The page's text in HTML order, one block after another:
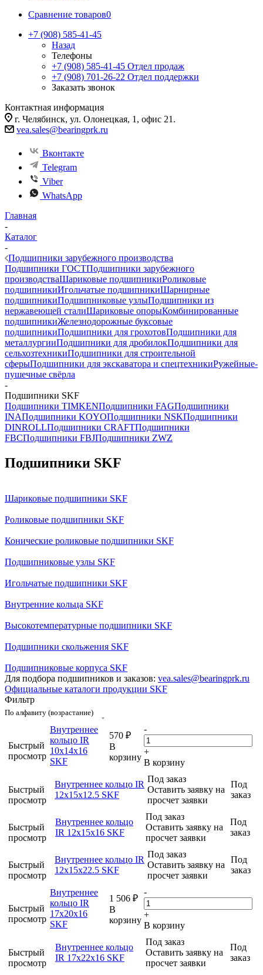
Сравнение товаров0
+7 (908) 585-41-45
Назад
Телефоны
+7 (908) 585-41-45 Отдел продаж
+7 (908) 701-26-22 Отдел поддержки
Заказать звонок
Контактная информация
г. Челябинск, ул. Олонецкая, 1, офис 21.
vea.sales@bearingprk.ru
Вконтакте
Telegram
Viber
WhatsApp
Главная
-
Каталог
-
Подшипники зарубежного производства
Подшипники ГОСТПодшипники зарубежного
производстваШариковые подшипникиРоликовые
подшипникиИгольчатые подшипникиШарнирные
подшипникиПодшипниковые узлыПодшипники из
нержавеющей сталиШариковые опорыКомбинированные
подшипникиЖелезнодорожные буксовые
подшипникиПодшипники для грохотовПодшипники для
металлургииПодшипники для дробилокПодшипники для
сельхозтехникиПодшипники для строительной
сферыПодшипники для экскаватора и спецтехникиРужейные-
пушечные свёрла
-
Подшипники SKF
Подшипники TIMKENПодшипники FAGПодшипники
INAПодшипники KOYOПодшипники NSKПодшипники
DINROLLПодшипники CRAFTПодшипники
FBCПодшипники FBJПодшипники ZWZ
Подшипники SKF
Шариковые подшипники SKF
Роликовые подшипники SKF
Конические роликовые подшипники SKF
Подшипниковые узлы SKF
Игольчатые подшипники SKF
Внутренние кольца SKF
Высокотемпературные подшипники SKF
Подшипники скольжения SKF
Подшипниковые корпуса SKF
Для подбора подшипников и заказов: vea.sales@bearingprk.ru
Официальные каталоги продукции SKF
Фильтр
По алфавиту (возрастание)
Быстрый
просмотр
Внутреннее
кольцо IR
10x14x16
SKF
570 ₽
В
корзину
-
+
В корзину
Быстрый
просмотр
Внутреннее кольцо IR
12x15x12.5 SKF
Под заказ
Оставить заявку на
просчет заявки
Под
заказ
Быстрый
просмотр
Внутреннее кольцо
IR 12x15x16 SKF
Под заказ
Оставить заявку на
просчет заявки
Под
заказ
Быстрый
просмотр
Внутреннее кольцо IR
12x15x22.5 SKF
Под заказ
Оставить заявку на
просчет заявки
Под
заказ
Быстрый
просмотр
Внутреннее
кольцо IR
17x20x16
SKF
1 506 ₽
В
корзину
-
+
В корзину
Быстрый
просмотр
Внутреннее кольцо
IR 17x22x16 SKF
Под заказ
Оставить заявку на
просчет заявки
Под
заказ